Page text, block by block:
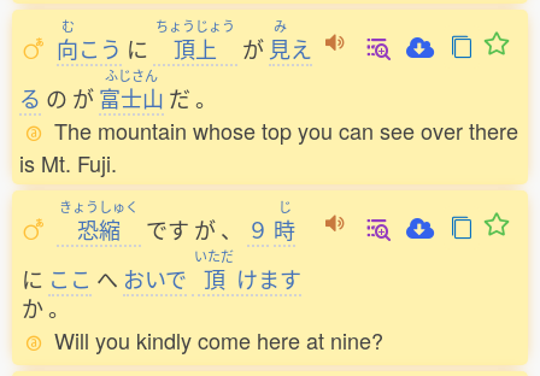
む
向こう に
ちょうじょう
頂上 が
み
見え
る の が
ふじさん
富士山 だ。
The mountain whose top you can see over there
is Mt. Fuji.
きょうしゅく
恐縮 です が、 ９
じ
時
に ここ へ おいで
いただ
頂 けます
か。
Will you kindly come here at nine?